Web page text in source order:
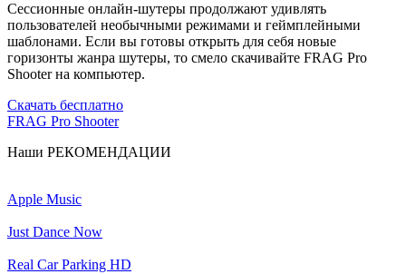
Сессионные онлайн-шутеры продолжают удивлять
пользователей необычными режимами и геймплейными
шаблонами. Если вы готовы открыть для себя новые
горизонты жанра шутеры, то смело скачивайте FRAG Pro
Shooter на компьютер.
Скачать бесплатно
FRAG Pro Shooter
Наши РЕКОМЕНДАЦИИ
Apple Music
Just Dance Now
Real Car Parking HD